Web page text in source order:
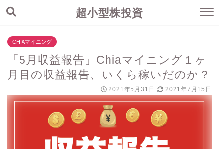
超小型株投資
CHIAマイニング
「5月収益報告」Chiaマイニング１ヶ
月目の収益報告、いくら稼いだのか？
2021年5月31日 2021年7月15日